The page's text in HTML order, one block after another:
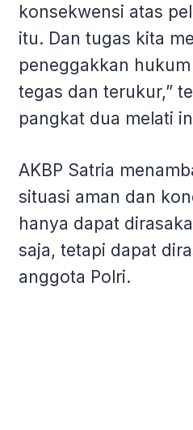
konsekwensi atas
itu. Dan tugas kita
peneggakkan
tegas dan terukur,”
pangkat dua melati
AKBP Satria
situasi aman dan
hanya dapat
saja, tetapi dapat
anggota Polri.